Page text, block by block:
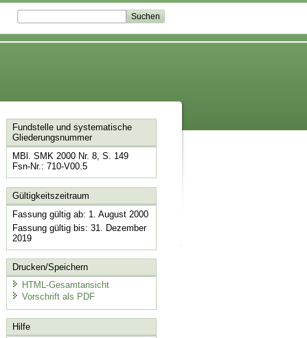
Fundstelle und systematische
Gliederungsnummer
MBl. SMK 2000 Nr. 8, S. 149
Fsn-Nr.: 710-V00.5
Gültigkeitszeitraum
Fassung gültig ab: 1. August 2000
Fassung gültig bis: 31. Dezember
2019
Drucken/Speichern
HTML-Gesamtansicht
Vorschrift als PDF
Hilfe